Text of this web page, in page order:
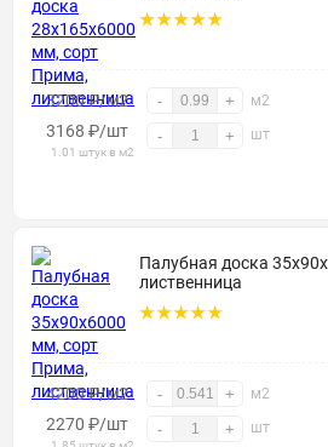
3200 ₽/м2 - + м2
3168 ₽/шт
1.01 штук в м2
- + шт
Палубная доска
лиственница
4200 ₽/м2 - + м2
2270 ₽/шт - + шт